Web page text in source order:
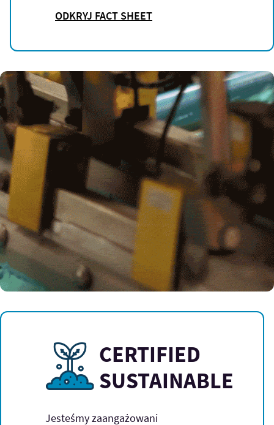
ODKRYJ FACT SHEET
CERTIFIED
SUSTAINABLE
Jesteśmy zaangażowani